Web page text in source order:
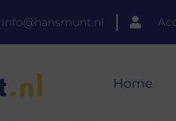
info@hansmunt.nl
Home